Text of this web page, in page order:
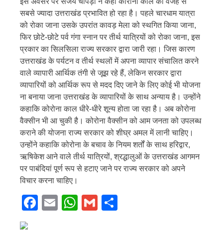
सबसे ज्यादा उत्तराखंड प्रभावित हो रहा है। पहले चारधाम यात्रा
को रोका जाना उसके उपरांत कावड़ मेला को स्थगित किया जाना,
फिर छोटे-छोटे पर्व गंगा स्नान पर तीर्थ यात्रियों को रोका जाना, इस
प्रकार का सिलसिला राज्य सरकार द्वारा जारी रहा। जिस कारण
उत्तराखंड के पर्यटन व तीर्थ स्थलों में अपना व्यापार संचालित करने
वाले व्यापारी आर्थिक तंगी से जूझ रहे हैं, लेकिन सरकार द्वारा
व्यापारियों को आर्थिक रूप से मदद दिए जाने के लिए कोई भी योजना
ना बनाया जाना उत्तराखंड के व्यापारियों के साथ अन्याय है। उन्होंने
कहाकि कोरोना काल धीरे-धीरे शून्य होता जा रहा है। अब कोरोना
वैक्सीन भी आ चुकी है। कोरोना वैक्सीन को आम जनता को उपलब्ध
कराने की योजना राज्य सरकार को शीघ्र अमल में लानी चाहिए।
उन्होंने कहाकि कोरोना के बचाव के नियम शर्तों के साथ हरिद्वार,
ऋषिकेश आने वाले तीर्थ यात्रियों, श्रद्धालुओं के उत्तराखंड आगमन
पर पाबंदियां पूर्ण रूप से हटाए जाने पर राज्य सरकार को अपने
विचार करना चाहिए।
Facebook
EmailWhatsApp
Gmail